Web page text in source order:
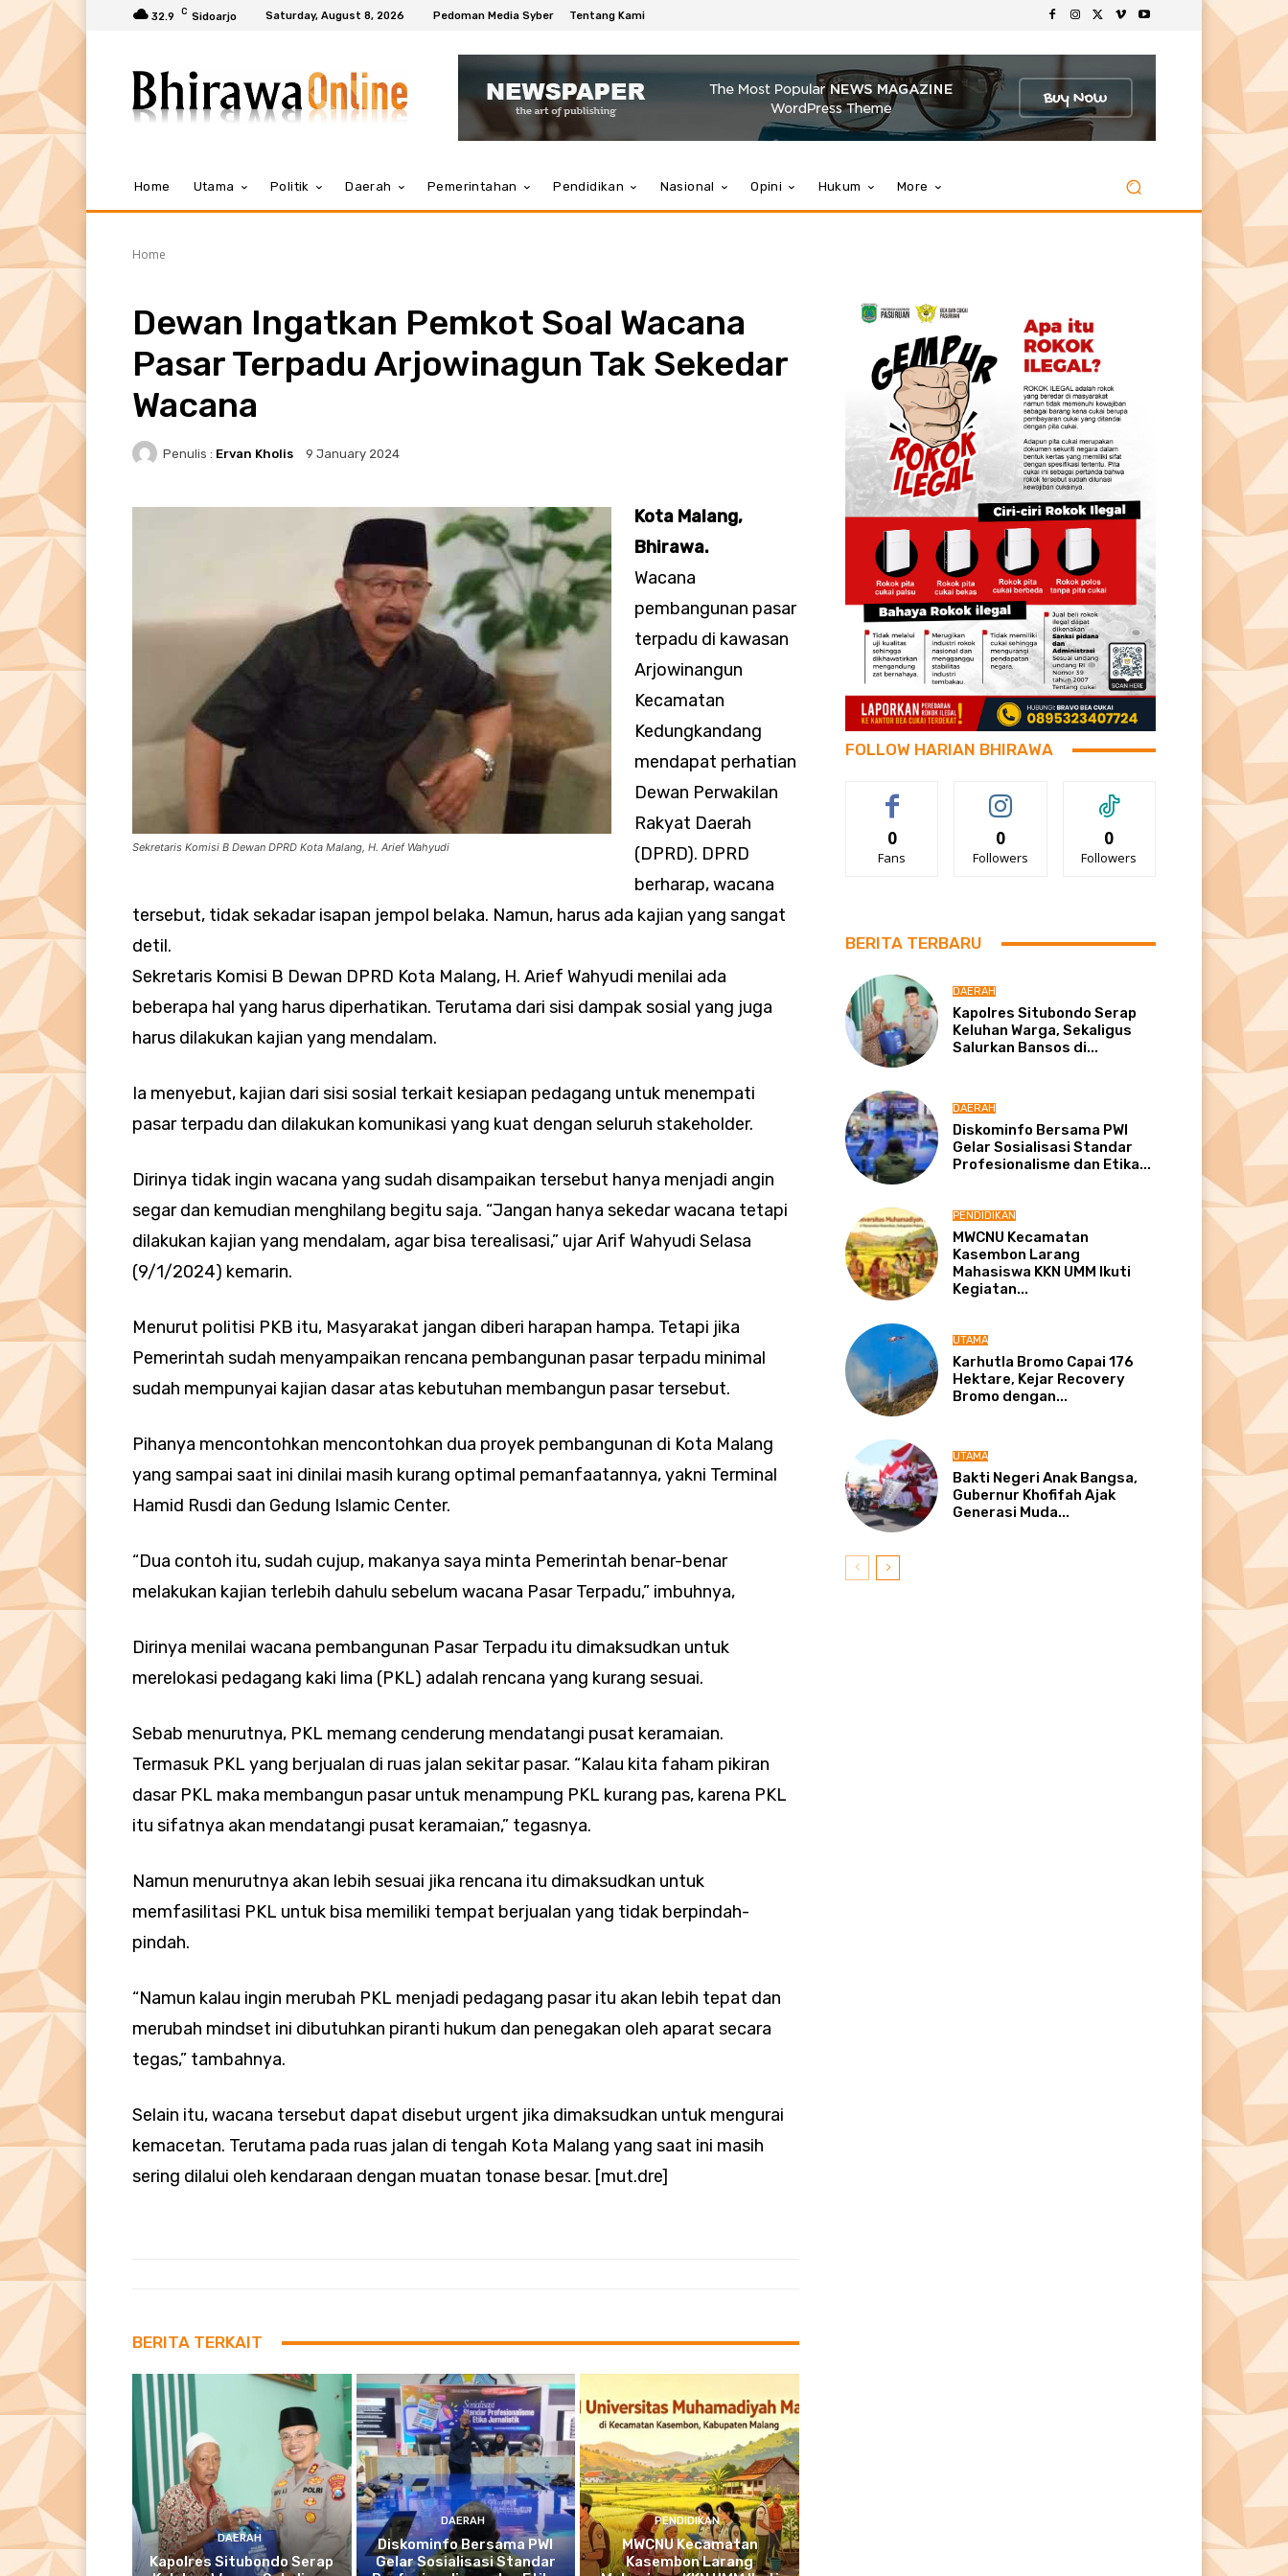
32.9 C Sidoarjo Saturday, August 8, 2026 Pedoman Media Syber Tentang Kami
Home Utama Politik Daerah Pemerintahan Pendidikan Nasional Opini Hukum More
Home
Dewan Ingatkan Pemkot Soal Wacana
Pasar Terpadu Arjowinagun Tak Sekedar
Wacana
Penulis : Ervan Kholis 9 January 2024
Sekretaris Komisi B Dewan DPRD Kota Malang, H. Arief Wahyudi
Kota Malang,
Bhirawa.
Wacana
pembangunan pasar
terpadu di kawasan
Arjowinangun
Kecamatan
Kedungkandang
mendapat perhatian
Dewan Perwakilan
Rakyat Daerah
(DPRD). DPRD
berharap, wacana
tersebut, tidak sekadar isapan jempol belaka. Namun, harus ada kajian yang sangat
detil.
Sekretaris Komisi B Dewan DPRD Kota Malang, H. Arief Wahyudi menilai ada
beberapa hal yang harus diperhatikan. Terutama dari sisi dampak sosial yang juga
harus dilakukan kajian yang mendalam.
Ia menyebut, kajian dari sisi sosial terkait kesiapan pedagang untuk menempati
pasar terpadu dan dilakukan komunikasi yang kuat dengan seluruh stakeholder.
Dirinya tidak ingin wacana yang sudah disampaikan tersebut hanya menjadi angin
segar dan kemudian menghilang begitu saja. “Jangan hanya sekedar wacana tetapi
dilakukan kajian yang mendalam, agar bisa terealisasi,” ujar Arif Wahyudi Selasa
(9/1/2024) kemarin.
Menurut politisi PKB itu, Masyarakat jangan diberi harapan hampa. Tetapi jika
Pemerintah sudah menyampaikan rencana pembangunan pasar terpadu minimal
sudah mempunyai kajian dasar atas kebutuhan membangun pasar tersebut.
Pihanya mencontohkan mencontohkan dua proyek pembangunan di Kota Malang
yang sampai saat ini dinilai masih kurang optimal pemanfaatannya, yakni Terminal
Hamid Rusdi dan Gedung Islamic Center.
“Dua contoh itu, sudah cujup, makanya saya minta Pemerintah benar-benar
melakukan kajian terlebih dahulu sebelum wacana Pasar Terpadu,” imbuhnya,
Dirinya menilai wacana pembangunan Pasar Terpadu itu dimaksudkan untuk
merelokasi pedagang kaki lima (PKL) adalah rencana yang kurang sesuai.
Sebab menurutnya, PKL memang cenderung mendatangi pusat keramaian.
Termasuk PKL yang berjualan di ruas jalan sekitar pasar. “Kalau kita faham pikiran
dasar PKL maka membangun pasar untuk menampung PKL kurang pas, karena PKL
itu sifatnya akan mendatangi pusat keramaian,” tegasnya.
Namun menurutnya akan lebih sesuai jika rencana itu dimaksudkan untuk
memfasilitasi PKL untuk bisa memiliki tempat berjualan yang tidak berpindah-
pindah.
“Namun kalau ingin merubah PKL menjadi pedagang pasar itu akan lebih tepat dan
merubah mindset ini dibutuhkan piranti hukum dan penegakan oleh aparat secara
tegas,” tambahnya.
Selain itu, wacana tersebut dapat disebut urgent jika dimaksudkan untuk mengurai
kemacetan. Terutama pada ruas jalan di tengah Kota Malang yang saat ini masih
sering dilalui oleh kendaraan dengan muatan tonase besar. [mut.dre]
BERITA TERKAIT
DAERAH
Kapolres Situbondo Serap
DAERAH
Diskominfo Bersama PWI
Gelar Sosialisasi Standar
PENDIDIKAN
MWCNU Kecamatan
Kasembon Larang
FOLLOW HARIAN BHIRAWA
0
Fans
0
Followers
0
Followers
BERITA TERBARU
DAERAH
Kapolres Situbondo Serap
Keluhan Warga, Sekaligus
Salurkan Bansos di...
DAERAH
Diskominfo Bersama PWI
Gelar Sosialisasi Standar
Profesionalisme dan Etika...
PENDIDIKAN
MWCNU Kecamatan
Kasembon Larang
Mahasiswa KKN UMM Ikuti
Kegiatan...
UTAMA
Karhutla Bromo Capai 176
Hektare, Kejar Recovery
Bromo dengan...
UTAMA
Bakti Negeri Anak Bangsa,
Gubernur Khofifah Ajak
Generasi Muda...